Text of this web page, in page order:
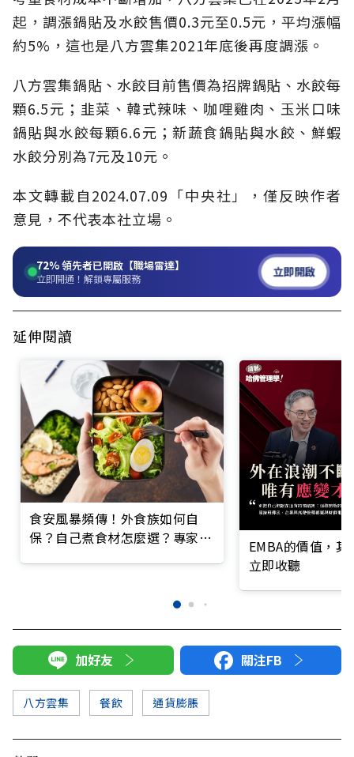
起，調漲鍋貼及水餃售價0.3元至0.5元，平均漲幅
約5%，這也是八方雲集2021年底後再度調漲。
八方雲集鍋貼、水餃目前售價為招牌鍋貼、水餃每
顆6.5元；韭菜、韓式辣味、咖哩雞肉、玉米口味
鍋貼與水餃每顆6.6元；新蔬食鍋貼與水餃、鮮蝦
水餃分別為7元及10元。
本文轉載自2024.07.09「中央社」，僅反映作者
意見，不代表本社立場。
72%領先者已開啟【職場雷達】
立即開通！解鎖專屬服務 立即開啟
延伸閱讀
食安風暴頻傳！外食族如何自
保？自己煮食材怎麼選？專家教
EMBA的價值，
立即收聽
加好友 關注FB
八方雲集 餐飲 通貨膨脹